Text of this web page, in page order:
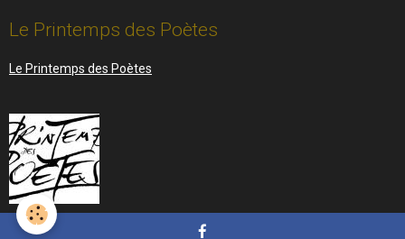
Le Printemps des Poètes
Le Printemps des Poètes